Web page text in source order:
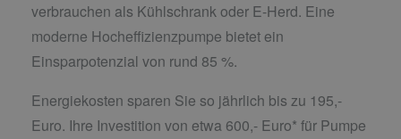
verbrauchen als Kühlschrank oder E-Herd. Eine
moderne Hocheffizienzpumpe bietet ein
Einsparpotenzial von rund 85 %.
Energiekosten sparen Sie so jährlich bis zu 195,-
Euro. Ihre Investition von etwa 600,- Euro* für Pumpe